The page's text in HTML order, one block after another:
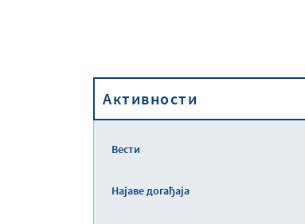
Активности
Вести
Најаве догађаја